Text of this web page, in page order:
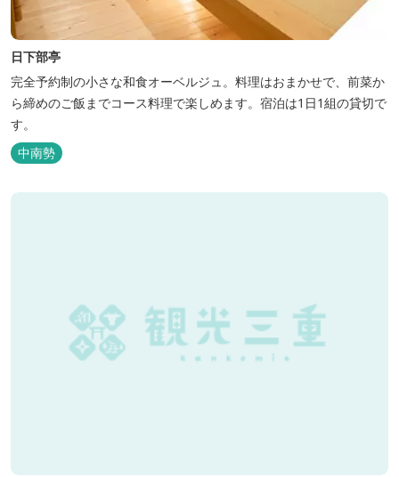
日下部亭
完全予約制の小さな和食オーベルジュ。料理はおまかせで、前菜か
ら締めのご飯までコース料理で楽しめます。宿泊は1日1組の貸切で
す。
中南勢